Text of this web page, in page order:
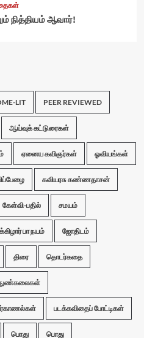
நித்தியம் ஆவார்!
LIT PEER REVIEWED
ஆய்வுக் கட்டுரைகள்
ஏனைய கவிஞர்கள் ஓவியங்கள்
கவியரசு கண்ணதாசன்
கேள்வி-பதில் சமயம்
பா நயம் ஜோதிடம்
திரை தொடர்கதை
படக்கவிதைப் போட்டிகள்
பொது பொது